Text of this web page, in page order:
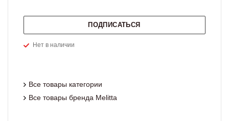
ПОДПИСАТЬСЯ
Нет в наличии
Все товары категории
Все товары бренда Melitta